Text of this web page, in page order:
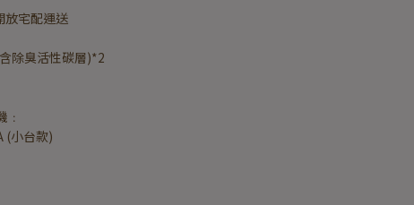
放宅配運送
除臭活性碳層)*2
(小台款)